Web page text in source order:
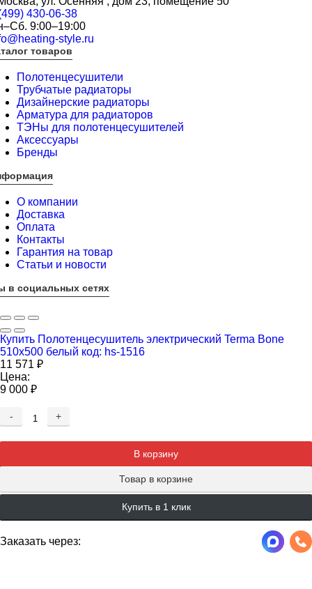
430-06-38
9:00–19:00
style.ru
товаров
Полотенцесушители
Трубчатые радиаторы
Дизайнерские радиаторы
Арматура для радиаторов
ТЭНы для полотенцесушителей
Аксессуары
Бренды
О компании
Доставка
Оплата
Контакты
Гарантия на товар
Статьи и новости
в социальных сетях
Купить Полотенцесушитель электрический Terma Bone
510x500 белый код: hs-1516
11 571 ₽
Цена:
9 000 ₽
-
+
В корзину
Товар в корзине
Купить в 1 клик
Заказать через: